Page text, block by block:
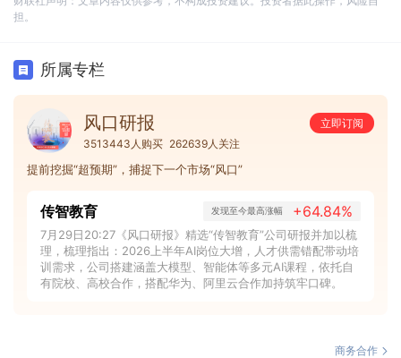
担。
所属专栏
风口研报
立即订阅
3513443人购买 262639人关注
提前挖掘“超预期”，捕捉下一个市场“风口”
传智教育 发现至今最高涨幅 +64.84%
7月29日20:27《风口研报》精选“传智教育”公司研报并加以梳
理，梳理指出：2026上半年AI岗位大增，人才供需错配带动培
训需求，公司搭建涵盖大模型、智能体等多元AI课程，依托自
有院校、高校合作，搭配华为、阿里云合作加持筑牢口碑。
商务合作